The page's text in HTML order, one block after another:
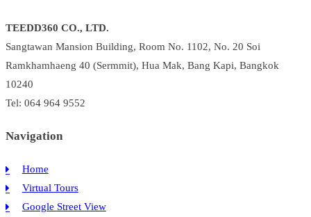
TEEDD360 CO., LTD.
Sangtawan Mansion Building, Room No. 1102, No. 20 Soi
Ramkhamhaeng 40 (Sermmit), Hua Mak, Bang Kapi, Bangkok
10240
Tel: 064 964 9552
Navigation
Home
Virtual Tours
Google Street View